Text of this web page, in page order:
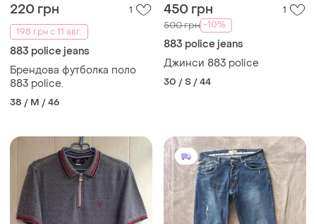
220 грн
1
198 грн с 11 авг.
883 police jeans
Брендова футболка поло
883 police.
38 / M / 46
450 грн 1
500 грн -10%
883 police jeans
Джинси 883 police
30 / S / 44